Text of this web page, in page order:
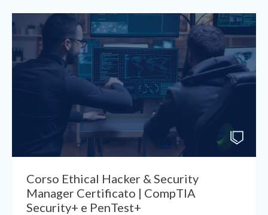
Corso Ethical Hacker & Security
Manager Certificato | CompTIA
Security+ e PenTest+